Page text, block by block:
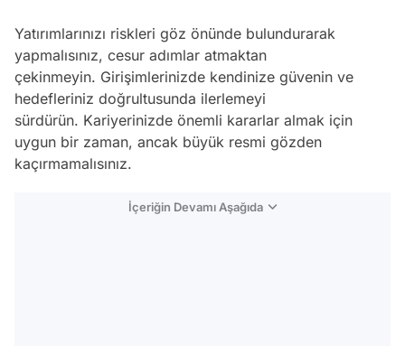
Yatırımlarınızı riskleri göz önünde bulundurarak
yapmalısınız, cesur adımlar atmaktan
çekinmeyin. Girişimlerinizde kendinize güvenin ve
hedefleriniz doğrultusunda ilerlemeyi
sürdürün. Kariyerinizde önemli kararlar almak için
uygun bir zaman, ancak büyük resmi gözden
kaçırmamalısınız.
İçeriğin Devamı Aşağıda